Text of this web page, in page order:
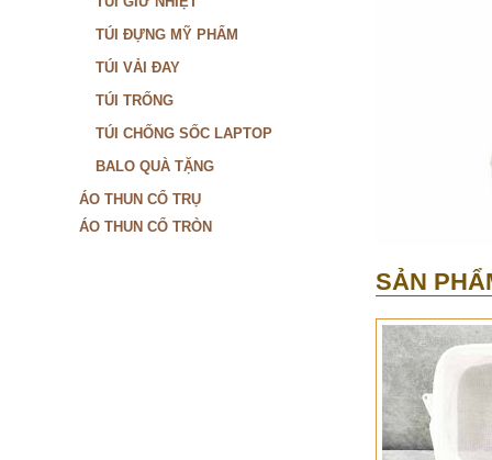
TÚI ĐỰNG MỸ PHẨM
TÚI VẢI ĐAY
TÚI TRỐNG
TÚI CHỐNG SỐC LAPTOP
BALO QUÀ TẶNG
ÁO THUN CỔ TRỤ
ÁO THUN CỔ TRÒN
SẢN